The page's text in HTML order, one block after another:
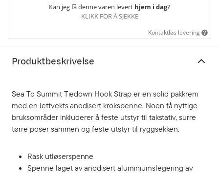
Kan jeg få denne varen levert hjem i dag?
KLIKK FOR Å SJEKKE
Kontaktløs levering
Produktbeskrivelse
Sea To Summit Tiedown Hook Strap er en solid pakkrem
med en lettvekts anodisert krokspenne. Noen få nyttige
bruksområder inkluderer å feste utstyr til takstativ, surre
tørre poser sammen og feste utstyr til ryggsekken.
Rask utløserspenne
Spenne laget av anodisert aluminiumslegering av